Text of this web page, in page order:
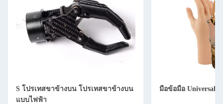
S โปรเทสขาข้างบน โปรเทสขาข้างบน
แบบไฟฟ้า
มือข้อมือ Universal